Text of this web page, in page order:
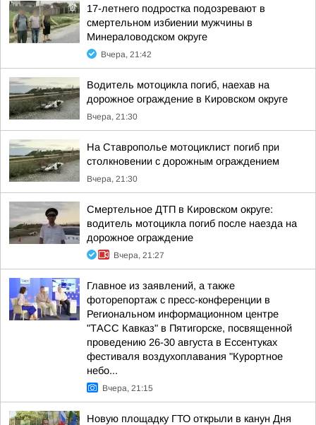
17-летнего подростка подозревают в
смертельном избиении мужчины в
Минераловодском округе
Вчера, 21:42
Водитель мотоцикла погиб, наехав на
дорожное ограждение в Кировском округе
Вчера, 21:30
На Ставрополье мотоциклист погиб при
столкновении с дорожным ограждением
Вчера, 21:30
Смертельное ДТП в Кировском округе:
водитель мотоцикла погиб после наезда на
дорожное ограждение
Вчера, 21:27
Главное из заявлений, а также
фоторепортаж с пресс-конференции в
Региональном информационном центре
"ТАСС Кавказ" в Пятигорске, посвященной
проведению 26-30 августа в Ессентуках
фестиваля воздухоплавания "Курортное
небо...
Вчера, 21:15
Новую площадку ГТО открыли в канун Дня